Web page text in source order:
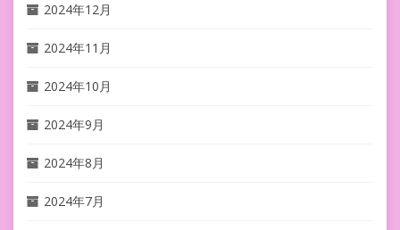
2024年12月
2024年11月
2024年10月
2024年9月
2024年8月
2024年7月